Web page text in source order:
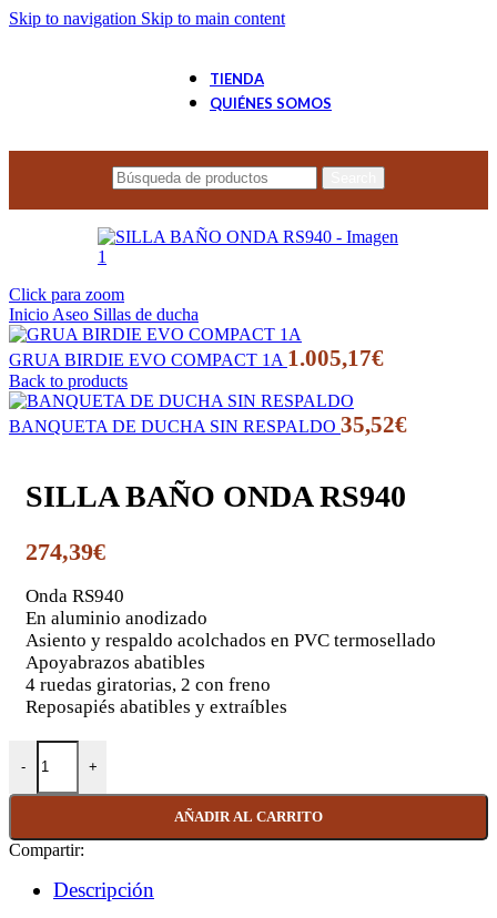
Skip to navigation Skip to main content
TIENDA
QUIÉNES SOMOS
Click para zoom
Inicio Aseo Sillas de ducha
GRUA BIRDIE EVO COMPACT 1A 1.005,17€
Back to products
BANQUETA DE DUCHA SIN RESPALDO 35,52€
SILLA BAÑO ONDA RS940
274,39€
Onda RS940
En aluminio anodizado
Asiento y respaldo acolchados en PVC termosellado
Apoyabrazos abatibles
4 ruedas giratorias, 2 con freno
Reposapiés abatibles y extraíbles
SILLA BAÑO ONDA RS940 cantidad
AÑADIR AL CARRITO
Compartir:
Descripción